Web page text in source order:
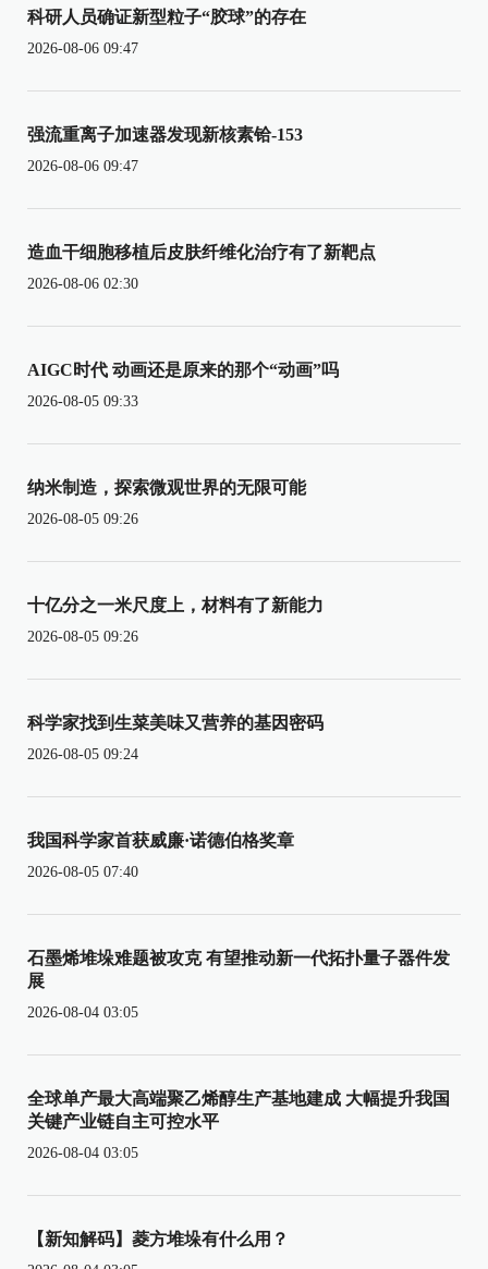
科研人员确证新型粒子“胶球”的存在
2026-08-06 09:47
强流重离子加速器发现新核素铪-153
2026-08-06 09:47
造血干细胞移植后皮肤纤维化治疗有了新靶点
2026-08-06 02:30
AIGC时代 动画还是原来的那个“动画”吗
2026-08-05 09:33
纳米制造，探索微观世界的无限可能
2026-08-05 09:26
十亿分之一米尺度上，材料有了新能力
2026-08-05 09:26
科学家找到生菜美味又营养的基因密码
2026-08-05 09:24
我国科学家首获威廉·诺德伯格奖章
2026-08-05 07:40
石墨烯堆垛难题被攻克 有望推动新一代拓扑量子器件发
展
2026-08-04 03:05
全球单产最大高端聚乙烯醇生产基地建成 大幅提升我国
关键产业链自主可控水平
2026-08-04 03:05
【新知解码】菱方堆垛有什么用？